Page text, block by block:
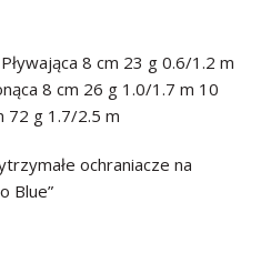
8 cm 23 g 0.6/1.2 m
8 cm 26 g 1.0/1.7 m 10
72 g 1.7/2.5 m
ochraniacze na
Blue”